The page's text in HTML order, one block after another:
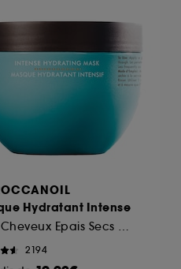
Hydratant Intense
2194
concernant
les
lors
choisir